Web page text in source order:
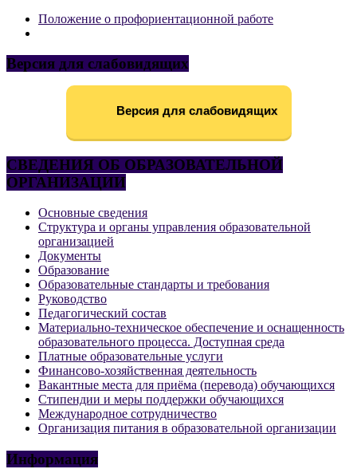
Положение о профориентационной работе
Версия для слабовидящих
Версия для слабовидящих
СВЕДЕНИЯ ОБ ОБРАЗОВАТЕЛЬНОЙ
ОРГАНИЗАЦИИ
Основные сведения
Структура и органы управления образовательной
организацией
Документы
Образование
Образовательные стандарты и требования
Руководство
Педагогический состав
Материально-техническое обеспечение и оснащенность
образовательного процесса. Доступная среда
Платные образовательные услуги
Финансово-хозяйственная деятельность
Вакантные места для приёма (перевода) обучающихся
Стипендии и меры поддержки обучающихся
Международное сотрудничество
Организация питания в образовательной организации
Информация